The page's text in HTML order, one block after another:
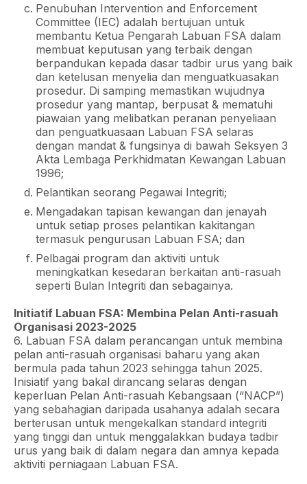
Penubuhan Intervention and Enforcement
Committee (IEC) adalah bertujuan untuk
membantu Ketua Pengarah Labuan FSA dalam
membuat keputusan yang terbaik dengan
berpandukan kepada dasar tadbir urus yang baik
dan ketelusan menyelia dan menguatkuasakan
prosedur. Di samping memastikan wujudnya
prosedur yang mantap, berpusat & mematuhi
piawaian yang melibatkan peranan penyeliaan
dan penguatkuasaan Labuan FSA selaras
dengan mandat & fungsinya di bawah Seksyen 3
Akta Lembaga Perkhidmatan Kewangan Labuan
1996;
Pelantikan seorang Pegawai Integriti;
Mengadakan tapisan kewangan dan jenayah
untuk setiap proses pelantikan kakitangan
termasuk pengurusan Labuan FSA; dan
Pelbagai program dan aktiviti untuk
meningkatkan kesedaran berkaitan anti-rasuah
seperti Bulan Integriti dan sebagainya.
Initiatif Labuan FSA: Membina Pelan Anti-rasuah
Organisasi 2023-2025
6. Labuan FSA dalam perancangan untuk membina
pelan anti-rasuah organisasi baharu yang akan
bermula pada tahun 2023 sehingga tahun 2025.
Inisiatif yang bakal dirancang selaras dengan
keperluan Pelan Anti-rasuah Kebangsaan (“NACP”)
yang sebahagian daripada usahanya adalah secara
berterusan untuk mengekalkan standard integriti
yang tinggi dan untuk menggalakkan budaya tadbir
urus yang baik di dalam negara dan amnya kepada
aktiviti perniagaan Labuan FSA.